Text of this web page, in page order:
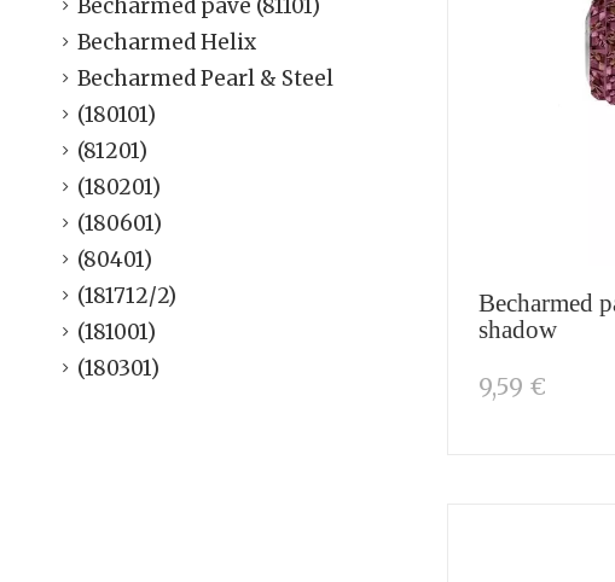
Becharmed
shadow
9,59 €
Becharmed pave (81101)
Becharmed Helix
Becharmed Pearl & Steel
(180101)
(81201)
(180201)
(180601)
(80401)
(181712/2)
(181001)
(180301)